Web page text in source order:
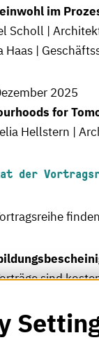
im
Scholl |
Haas |
2025
for
Hellstern |
der
sind